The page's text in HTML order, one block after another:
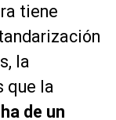
tiene
la
que la
de un